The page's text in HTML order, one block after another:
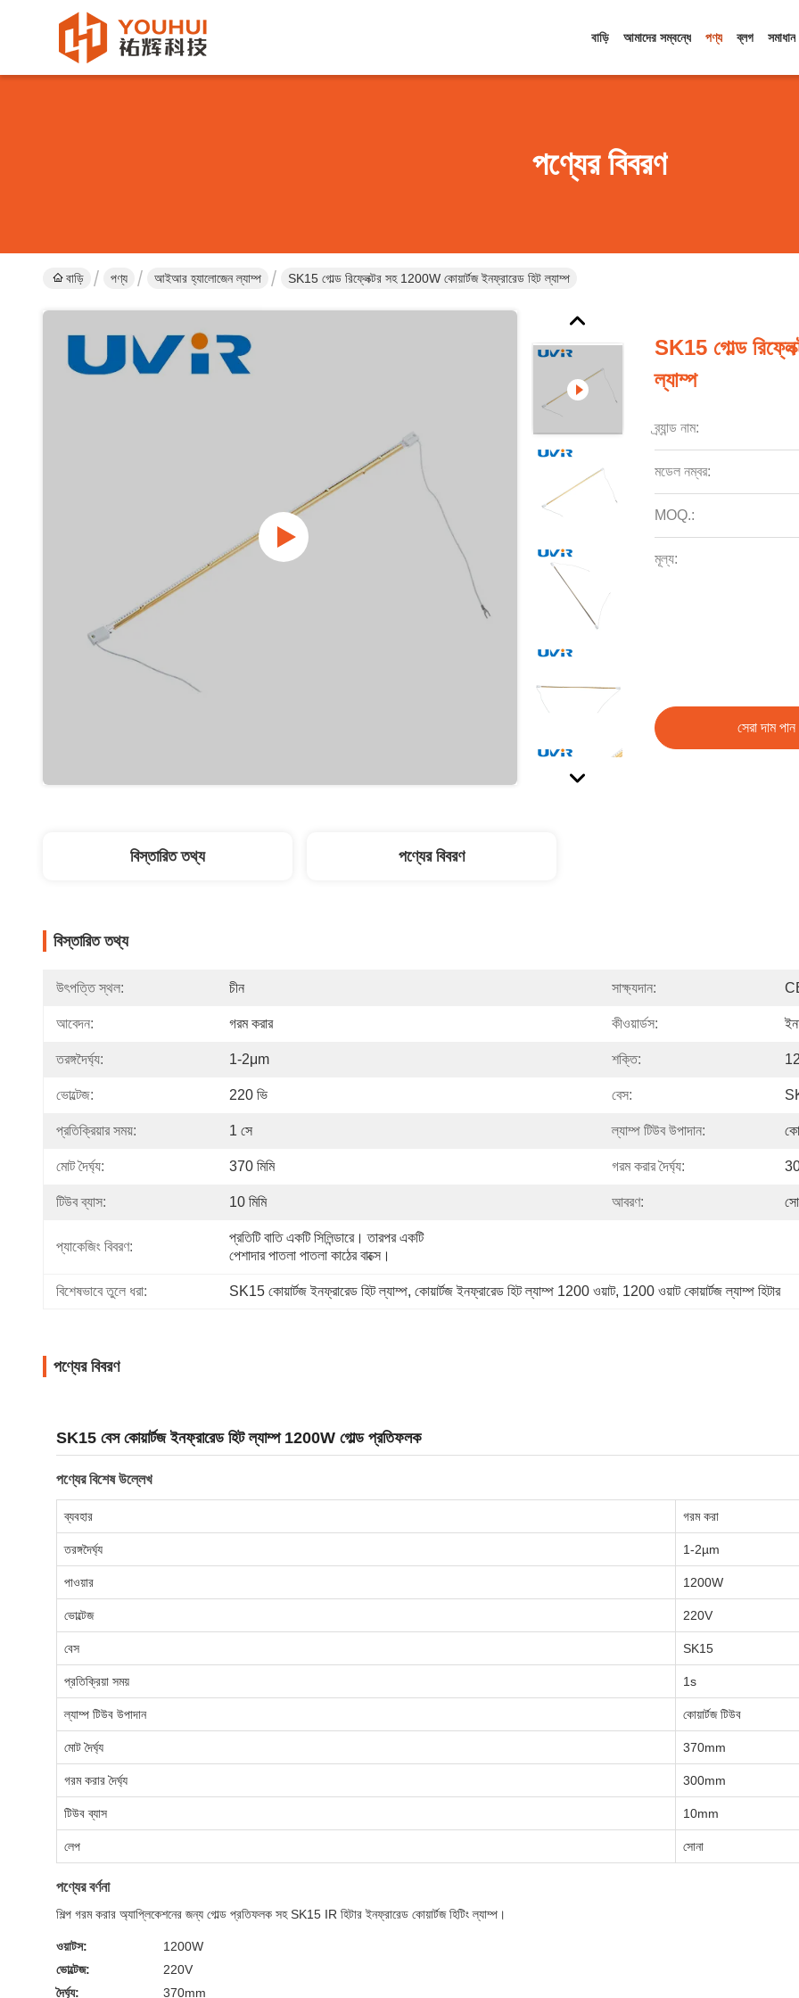
বাড়ি আমাদের সম্বন্ধে পণ্য ব্লগ সমাধান
পণ্যের বিবরণ
বাড়ি পণ্য আইআর হ্যালোজেন ল্যাম্প SK15 গোল্ড রিফ্লেক্টর সহ 1200W কোয়ার্টজ ইনফ্রারেড হিট ল্যাম্প
SK15 গোল্ড
ল্যাম্প
ব্র্যান্ড নাম:
মডেল নম্বর:
MOQ.:
মূল্য:
সেরা দাম পান
বিস্তারিত তথ্য পণ্যের বিবরণ
বিস্তারিত তথ্য
উৎপত্তি স্থল: চীন সাক্ষ্যদান:
আবেদন: গরম করার কীওয়ার্ডস:
তরঙ্গদৈর্ঘ্য: 1-2μm শক্তি:
ভোল্টেজ: 220 ভি বেস:
প্রতিক্রিয়ার সময়: 1 সে ল্যাম্প টিউব উপাদান:
মোট দৈর্ঘ্য: 370 মিমি গরম করার দৈর্ঘ্য:
টিউব ব্যাস: 10 মিমি আবরণ:
প্যাকেজিং বিবরণ:
প্রতিটি বাতি একটি সিলিন্ডারে। তারপর একটি
পেশাদার পাতলা পাতলা কাঠের বাক্সে।
বিশেষভাবে তুলে ধরা: SK15 কোয়ার্টজ ইনফ্রারেড হিট ল্যাম্প, কোয়ার্টজ ইনফ্রারেড হিট ল্যাম্প 1200 ওয়াট, 1200 ওয়াট কোয়ার্টজ ল্যাম্প হিটার
পণ্যের বিবরণ
SK15 বেস কোয়ার্টজ ইনফ্রারেড হিট ল্যাম্প 1200W গোল্ড প্রতিফলক
পণ্যের বিশেষ উল্লেখ
ব্যবহার গরম করা
তরঙ্গদৈর্ঘ্য 1-2µm
পাওয়ার 1200W
ভোল্টেজ 220V
বেস SK15
প্রতিক্রিয়া সময় 1s
ল্যাম্প টিউব উপাদান কোয়ার্টজ টিউব
মোট দৈর্ঘ্য 370mm
গরম করার দৈর্ঘ্য 300mm
টিউব ব্যাস 10mm
লেপ সোনা
পণ্যের বর্ণনা
শিল্প গরম করার অ্যাপ্লিকেশনের জন্য গোল্ড প্রতিফলক সহ SK15 IR হিটার ইনফ্রারেড কোয়ার্টজ হিটিং ল্যাম্প।
ওয়াটস:
1200W
ভোল্টেজ:
220V
দৈর্ঘ্য:
370mm